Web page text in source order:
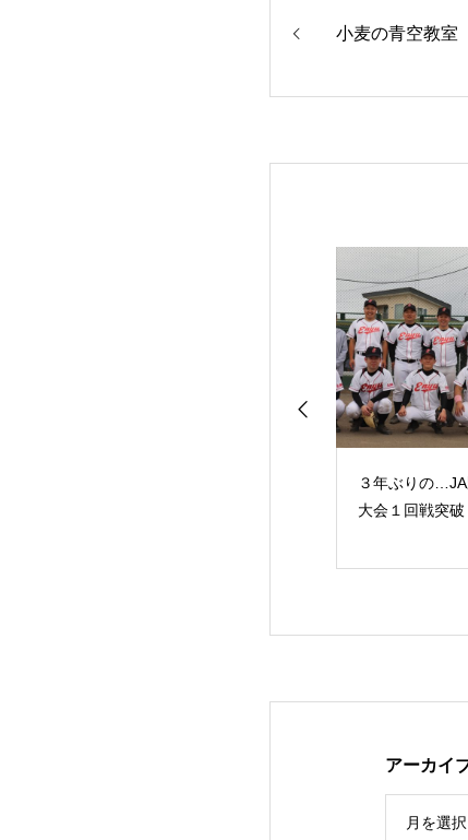
小麦の青空教室
３年ぶりの
大会１回戦突破
アーカイ
月を選択